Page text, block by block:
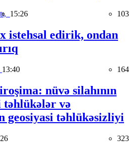
15:26 103
istehsal edirik, ondan
13:40 164
nüvə silahının
təhlükələr və
geosiyasi təhlükəsizliyi
323